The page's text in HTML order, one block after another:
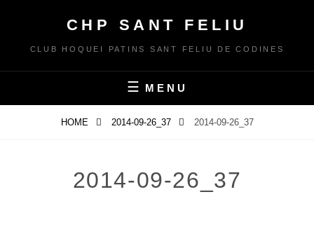
content
CHP SANT FELIU
CLUB HOQUEI PATINS SANT FELIU DE CODINES
MENU
HOME 2014-09-26_37 2014-09-26_37
2014-09-26_37